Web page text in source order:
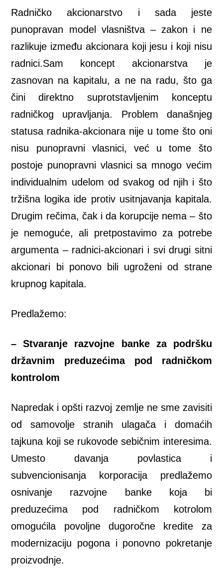
Radničko akcionarstvo i sada jeste
punopravan model vlasništva – zakon i ne
razlikuje između akcionara koji jesu i koji nisu
radnici.Sam koncept akcionarstva je
zasnovan na kapitalu, a ne na radu, što ga
čini direktno suprotstavljenim konceptu
radničkog upravljanja. Problem današnjeg
statusa radnika-akcionara nije u tome što oni
nisu punopravni vlasnici, već u tome što
postoje punopravni vlasnici sa mnogo većim
individualnim udelom od svakog od njih i što
tržišna logika ide protiv usitnjavanja kapitala.
Drugim rečima, čak i da korupcije nema – što
je nemoguće, ali pretpostavimo za potrebe
argumenta – radnici-akcionari i svi drugi sitni
akcionari bi ponovo bili ugroženi od strane
krupnog kapitala.
Predlažemo:
– Stvaranje razvojne banke za podršku
državnim preduzećima pod radničkom
kontrolom
Napredak i opšti razvoj zemlje ne sme zavisiti
od samovolje stranih ulagača i domaćih
tajkuna koji se rukovode sebičnim interesima.
Umesto davanja povlastica i
subvencionisanja korporacija predlažemo
osnivanje razvojne banke koja bi
preduzećima pod radničkom kotrolom
omogućila povoljne dugoročne kredite za
modernizaciju pogona i ponovno pokretanje
proizvodnje.